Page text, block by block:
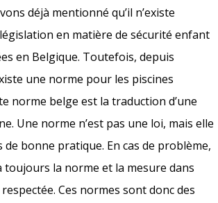
déjà mentionné qu’il n’existe
en matière de sécurité enfant
en Belgique. Toutefois, depuis
une norme pour les piscines
norme belge est la traduction d’une
Une norme n’est pas une loi, mais elle
bonne pratique. En cas de problème,
toujours la norme et la mesure dans
Ces normes sont donc des